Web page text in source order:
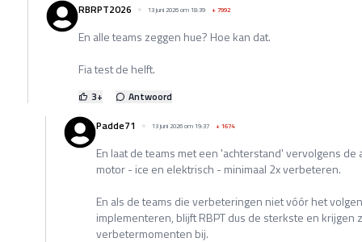
RBRPT2026 13 juni 2026 om 18:39 +7992
En alle teams zeggen hue? Hoe kan dat.
Fia test de helft.
3+
Antwoord
Padde71
13 juni 2026 om 19:37 +1674
En laat de teams met een 'achterstand' vervolgens
motor - ice en elektrisch - minimaal 2x verbeteren.
En als de teams die verbeteringen niet vóór het
implementeren, blijft RBPT dus de sterkste en krijgen
verbetermomenten bij.